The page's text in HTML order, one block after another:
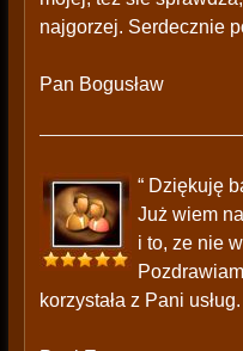
najgorzej. Serdecznie
Pan Bogusław
“ Dziękuję
Już wiem
i to, ze nie
korzystała z Pani